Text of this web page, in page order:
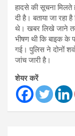
हादसे की सूचना
दी है। बताया जा
थे। खबर लिखे जाने तक
भीषण थी कि बाइक के
गई। पुलिस ने दोनों
जांच जारी है।
शेयर करें